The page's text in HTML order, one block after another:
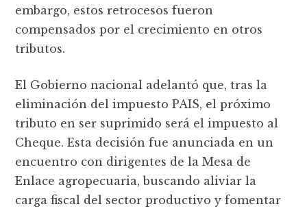
embargo, estos retrocesos fueron
compensados por el crecimiento en otros
tributos.
El Gobierno nacional adelantó que, tras la
eliminación del impuesto PAIS, el próximo
tributo en ser suprimido será el impuesto al
Cheque. Esta decisión fue anunciada en un
encuentro con dirigentes de la Mesa de
Enlace agropecuaria, buscando aliviar la
carga fiscal del sector productivo y fomentar